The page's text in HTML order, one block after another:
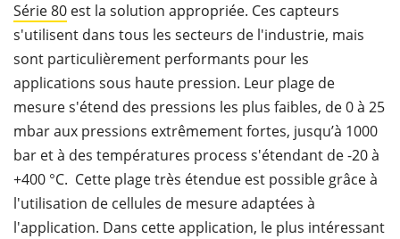
Série 80 est la solution appropriée. Ces capteurs
s'utilisent dans tous les secteurs de l'industrie, mais
sont particulièrement performants pour les
applications sous haute pression. Leur plage de
mesure s'étend des pressions les plus faibles, de 0 à 25
mbar aux pressions extrêmement fortes, jusqu’à 1000
bar et à des températures process s'étendant de -20 à
+400 °C. Cette plage très étendue est possible grâce à
l'utilisation de cellules de mesure adaptées à
l'application. Dans cette application, le plus intéressant